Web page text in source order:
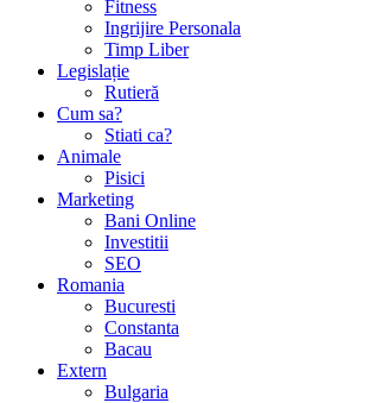
Fitness
Ingrijire Personala
Timp Liber
Legislație
Rutieră
Cum sa?
Stiati ca?
Animale
Pisici
Marketing
Bani Online
Investitii
SEO
Romania
Bucuresti
Constanta
Bacau
Extern
Bulgaria